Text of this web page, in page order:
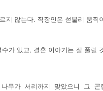
지 않는다. 직장인은 섣불리 움
수가 있고, 결혼 이야기는 잘 풀릴
무가 서리까지 맞았으니 그